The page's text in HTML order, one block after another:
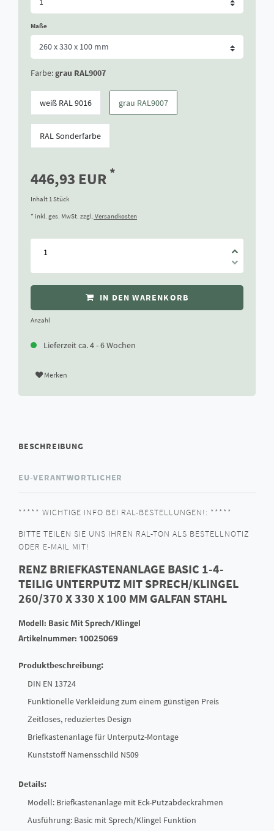
Maße
Farbe:grau RAL9007
weiß RAL 9016 grau RAL9007
RAL Sonderfarbe
446,93 EUR *
Inhalt 1 Stück
* inkl. ges. MwSt. zzgl. Versandkosten
IN DEN WARENKORB
Anzahl
Lieferzeit ca. 4 - 6 Wochen
Merken
BESCHREIBUNG
EU-VERANTWORTLICHER
***** WICHTIGE INFO BEI RAL-BESTELLUNGEN!: *****
BITTE TEILEN SIE UNS IHREN RAL-TON ALS BESTELLNOTIZ
ODER E-MAIL MIT!
RENZ BRIEFKASTENANLAGE BASIC 1-4-
TEILIG UNTERPUTZ MIT SPRECH/KLINGEL
260/370 X 330 X 100 MM GALFAN STAHL
Modell: Basic Mit Sprech/Klingel
Artikelnummer: 10025069
Produktbeschreibung:
DIN EN 13724
Funktionelle Verkleidung zum einem günstigen Preis
Zeitloses, reduziertes Design
Briefkastenanlage für Unterputz-Montage
Kunststoff Namensschild NS09
Details:
Modell: Briefkastenanlage mit Eck-Putzabdeckrahmen
Ausführung: Basic mit Sprech/Klingel Funktion